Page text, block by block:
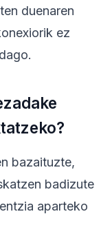
duenaren
ez
bazaituzte,
badizute
aparteko